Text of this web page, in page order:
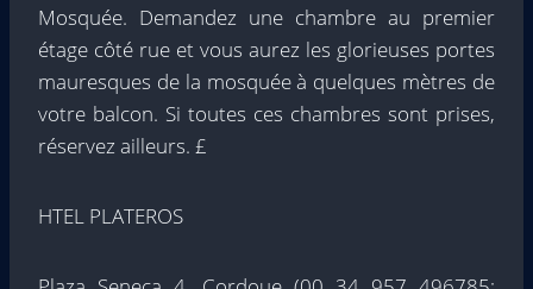
Mosquée. Demandez une chambre au premier
étage côté rue et vous aurez les glorieuses portes
mauresques de la mosquée à quelques mètres de
votre balcon. Si toutes ces chambres sont prises,
réservez ailleurs. £
HTEL PLATEROS